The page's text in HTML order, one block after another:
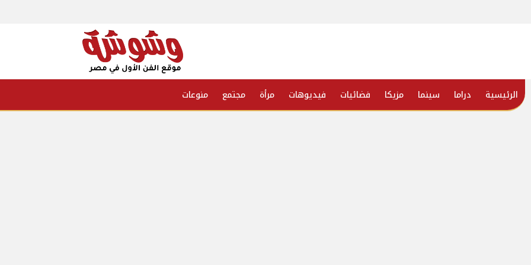
الرئيسية دراما سينما مزيكا فضائيات فيديوهات مرأة مجتمع منوعات